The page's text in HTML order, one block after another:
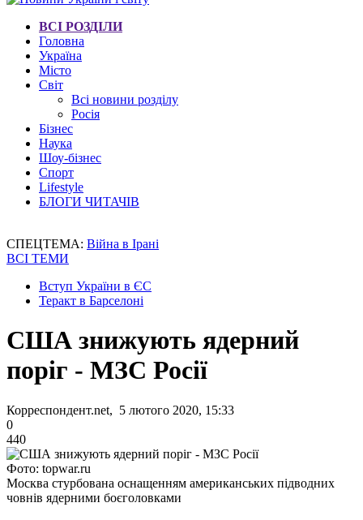
ВСІ РОЗДІЛИ
Головна
Україна
Місто
Світ
Всі новини розділу
Росія
Бізнес
Наука
Шоу-бізнес
Спорт
Lifestyle
БЛОГИ ЧИТАЧІВ
СПЕЦТЕМА: Війна в Ірані
ВСІ ТЕМИ
Вступ України в ЄС
Теракт в Барселоні
США знижують ядерний
поріг - МЗС Росії
Корреспондент.net, 5 лютого 2020, 15:33
0
440
Фото: topwar.ru
Москва стурбована оснащенням американських підводних
човнів ядерними боєголовками